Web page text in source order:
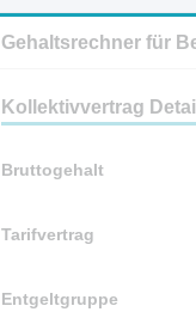
Gehaltsrechner für
Kollektivvertrag
Bruttogehalt
Tarifvertrag
Entgeltgruppe